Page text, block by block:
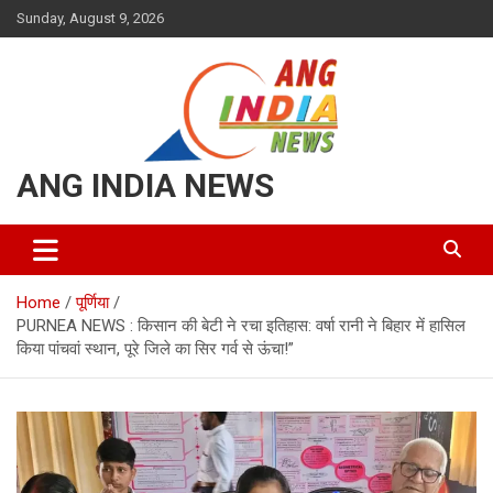
Skip
to
Sunday, August 9, 2026
ANG INDIA NEWS
Home
पूर्णिया
PURNEA NEWS : किसान की बेटी ने रचा इतिहास: वर्षा रानी ने बिहार में हासिल
किया पांचवां स्थान, पूरे जिले का सिर गर्व से ऊंचा!”